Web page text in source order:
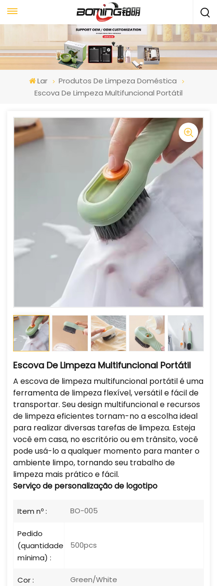
Lar
Produtos De Limpeza Doméstica
Escova De Limpeza Multifuncional Portátil
Escova De Limpeza Multifuncional Portátil
A escova de limpeza multifuncional portátil é uma
ferramenta de limpeza flexível, versátil e fácil de
transportar. Seu design multifuncional e recursos
de limpeza eficientes tornam-no a escolha ideal
para realizar diversas tarefas de limpeza. Esteja
você em casa, no escritório ou em trânsito, você
pode usá-lo a qualquer momento para manter o
ambiente limpo, tornando seu trabalho de
limpeza mais prático e fácil.
Serviço de personalização de logotipo
Item nº : BO-005
Pedido
(quantidade
mínima) :
500pcs
Cor : Green/White